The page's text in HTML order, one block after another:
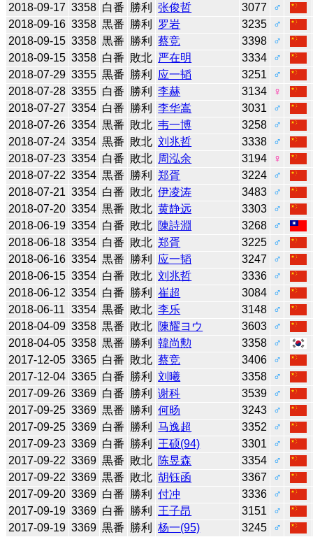
2018-09-17 3358 白番 勝利 张俊哲 3077
♂
2018-09-16 3358 黒番 勝利 罗岩 3235
♂
2018-09-15 3358 黒番 勝利 蔡竞 3398
♂
2018-09-15 3358 白番 敗北 严在明 3334
♂
2018-07-29 3355 黒番 勝利 应一韬 3251
♂
2018-07-28 3355 白番 勝利 李赫 3134
♀
2018-07-27 3354 白番 勝利 李华嵩 3031
♂
2018-07-26 3354 黒番 敗北 韦一博 3258
♂
2018-07-24 3354 黒番 敗北 刘兆哲 3338
♂
2018-07-23 3354 白番 敗北 周泓余 3194
♀
2018-07-22 3354 黒番 勝利 郑胥 3224
♂
2018-07-21 3354 白番 敗北 伊凌涛 3483
♂
2018-07-20 3354 黒番 敗北 黄静远 3303
♂
2018-06-19 3354 白番 敗北 陳詩淵 3268
♂
2018-06-18 3354 白番 敗北 郑胥 3225
♂
2018-06-16 3354 黒番 勝利 应一韬 3247
♂
2018-06-15 3354 白番 敗北 刘兆哲 3336
♂
2018-06-12 3354 白番 勝利 崔超 3084
♂
2018-06-11 3354 黒番 敗北 李乐 3148
♂
2018-04-09 3358 黒番 敗北 陳耀ヨウ 3603
♂
2018-04-05 3358 黒番 勝利 韓尚勲 3358
♂
2017-12-05 3365 白番 敗北 蔡竞 3406
♂
2017-12-04 3365 白番 勝利 刘曦 3358
♂
2017-09-26 3369 白番 勝利 谢科 3539
♂
2017-09-25 3369 黒番 勝利 何旸 3243
♂
2017-09-25 3369 白番 勝利 马逸超 3352
♂
2017-09-23 3369 白番 勝利 王硕(94) 3301
♂
2017-09-22 3369 黒番 敗北 陈昱森 3354
♂
2017-09-22 3369 黒番 敗北 胡钰函 3367
♂
2017-09-20 3369 白番 勝利 付冲 3336
♂
2017-09-19 3369 白番 勝利 王子昂 3151
♂
2017-09-19 3369 黒番 勝利 杨一(95) 3245
♂